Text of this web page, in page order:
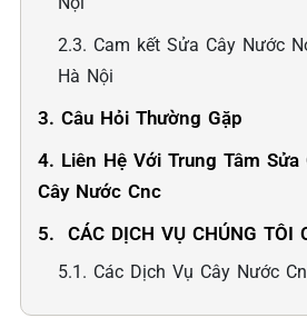
2.3. Cam kết Sửa Cây Nước
Hà Nội
3. Câu Hỏi Thường Gặp
4. Liên Hệ Với Trung Tâm Sửa
Cây Nước Cnc
5. ️ CÁC DỊCH VỤ CHÚNG TÔI
5.1. Các Dịch Vụ Cây Nước